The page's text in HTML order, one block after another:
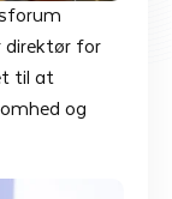
direktør for
til at
og